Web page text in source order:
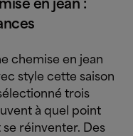
en jean :
chemise en jean
style cette saison
trois
à quel point
réinventer. Des